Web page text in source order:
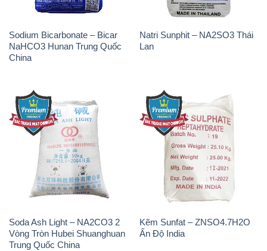
Sodium Bicarbonate – Bicar
NaHCO3 Hunan Trung Quốc
China
Natri Sunphit – NA2SO3 Thái
Lan
Soda Ash Light – NA2CO3 2
Vòng Tròn Hubei Shuanghuan
Trung Quốc China
Kẽm Sunfat – ZNSO4.7H2O
Ấn Độ India